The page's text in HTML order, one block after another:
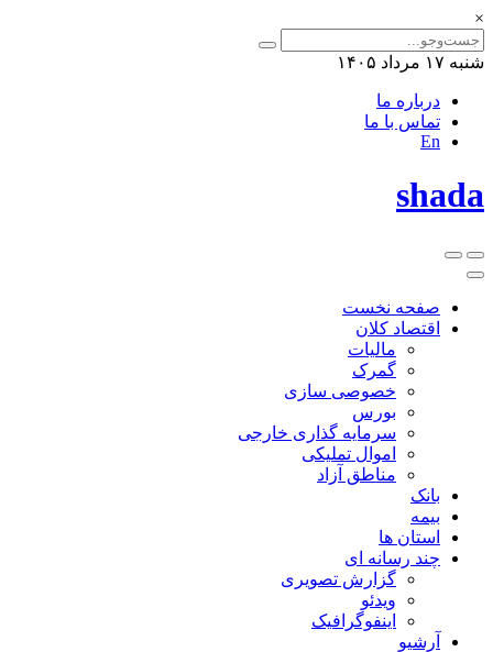
×
شنبه ۱۷ مرداد ۱۴۰۵
درباره ما
تماس با ما
En
shada
صفحه نخست
اقتصاد کلان
مالیات
گمرک
خصوصی سازی
بورس
سرمایه گذاری خارجی
اموال تملیکی
مناطق آزاد
بانک
بیمه
استان ها
چند رسانه ای
گزارش تصویری
ویدئو
اینفوگرافیک
آرشیو